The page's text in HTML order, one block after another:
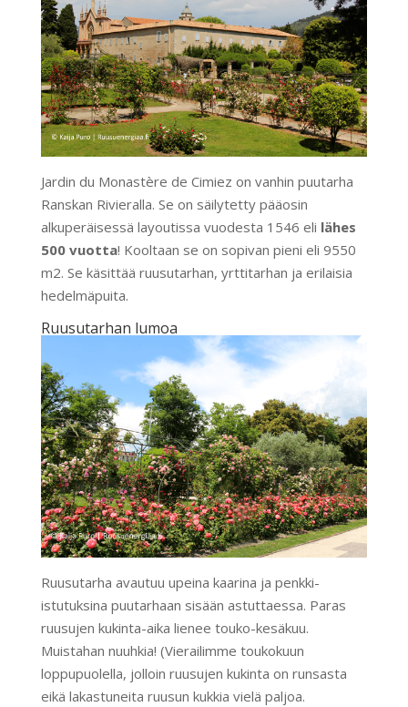
Jardin du Monastère de Cimiez on vanhin puutarha
Ranskan Rivieralla. Se on säilytetty pääosin
alkuperäisessä layoutissa vuodesta 1546 eli lähes
500 vuotta! Kooltaan se on sopivan pieni eli 9550
m2. Se käsittää ruusutarhan, yrttitarhan ja erilaisia
hedelmäpuita.
Ruusutarhan lumoa
Ruusutarha avautuu upeina kaarina ja penkki-
istutuksina puutarhaan sisään astuttaessa. Paras
ruusujen kukinta-aika lienee touko-kesäkuu.
Muistahan nuuhkia! (Vierailimme toukokuun
loppupuolella, jolloin ruusujen kukinta on runsasta
eikä lakastuneita ruusun kukkia vielä paljoa.